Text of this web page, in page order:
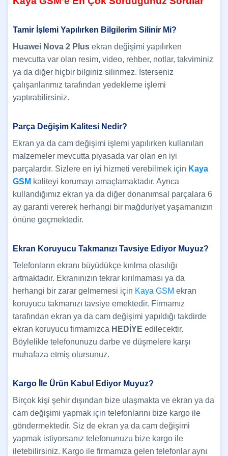
Tamir İşlemi Yapılırken Bilgilerim Silinir Mi?
Huawei Nova 2 Plus ekran değişimi yapılırken
mevcutta var olan resim, video, rehber, notlar, takviminiz
ya da diğer hiçbir bilginiz silinmez. İsterseniz
çalışanlarımız tarafından yedekleme işlemi
yaptırabilirsiniz.
Parça Değişim Kalitesi Nedir?
Ekran ya da cam değişimi işlemi yapılırken kullanılan
malzemeler mevcutta piyasada var olan en iyi
parçalardır. Sizlere en iyi hizmeti verebilmek için Kaya
GSM kaliteyi korumayı amaçlamaktadır. Ayrıca
kullandığımız ekran ya da diğer donanımsal parçalara 6
ay garanti vererek herhangi bir mağduriyet yaşamanızın
önüne geçmektedir.
Ekran Koruyucu Takmanızı Tavsiye Ediyor Muyuz?
Telefonların ekranı büyüdükçe kırılma olasılığı
artmaktadır. Ekranınızın tekrar kırılmaması ya da
herhangi bir zarar gelmemesi için Kaya GSM ekran
koruyucu takmanızı tavsiye emektedir. Firmamız
tarafından ekran ya da cam değişimi yapıldığı takdirde
ekran koruyucu firmamızca HEDİYE edilecektir.
Böylelikle telefonunuzu darbe ve düşmelere karşı
muhafaza etmiş olursunuz.
Kargo İle Ürün Kabul Ediyor Muyuz?
Birçok kişi şehir dışından bize ulaşmakta ve ekran ya da
cam değişimi yapmak için telefonlarını bize kargo ile
göndermektedir. Siz de ekran ya da cam değişimi
yapmak istiyorsanız telefonunuzu bize kargo ile
iletebilirsiniz. Kargo ile firmamıza gelen telefonlar aynı